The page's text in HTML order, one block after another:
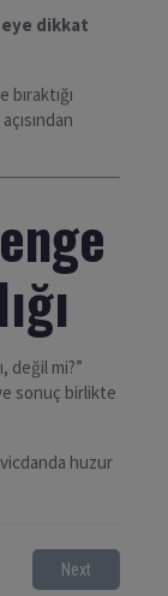
dikkat
bıraktığı
değil mi?”
sonuç birlikte
huzur
Next